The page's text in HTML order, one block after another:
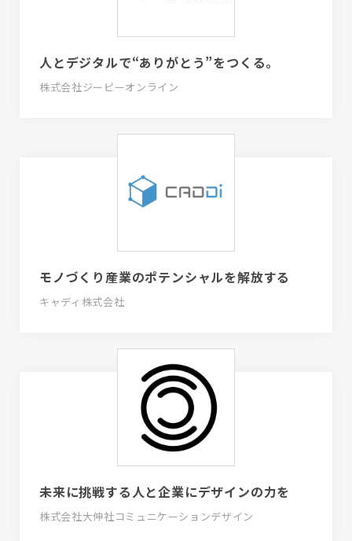
人とデジタルで“ありがとう”をつくる。
株式会社ジーピーオンライン
モノづくり産業のポテンシャルを解放する
キャディ株式会社
未来に挑戦する人と企業にデザインの力を
株式会社大伸社コミュニケーションデザイン